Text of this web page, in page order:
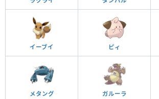
イーブイ ピィ
メタング ガルーラ